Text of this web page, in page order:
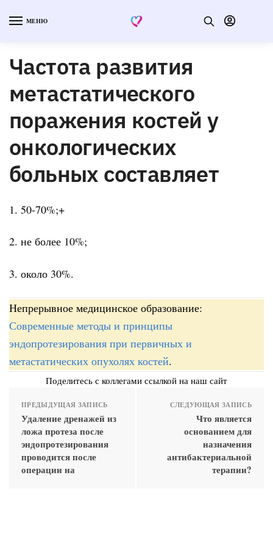
МЕНЮ
Частота развития
метастатического
поражения костей у
онкологических
больных составляет
1. 50-70%;+
2. не более 10%;
3. около 30%.
Непрерывное медицинское образование:
Современные методы и принципы
эндопротезирования при первичных и
метастатических опухолях костей.
Поделитесь с коллегами ссылкой на наш сайт
ПРЕДЫДУЩАЯ ЗАПИСЬ
Удаление дренажей из
ложа протеза после
эндопротезирования
проводится после
операции на
СЛЕДУЮЩАЯ ЗАПИСЬ
Что является
основанием для
назначения
антибактериальной
терапии?